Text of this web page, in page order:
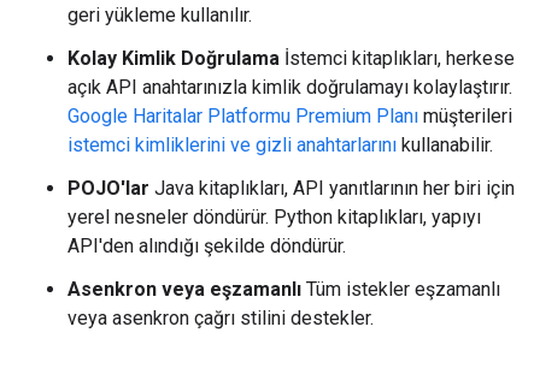
geri yükleme kullanılır.
Kolay Kimlik Doğrulama İstemci kitaplıkları, herkese
açık API anahtarınızla kimlik doğrulamayı kolaylaştırır.
Google Haritalar Platformu Premium Planı müşterileri
istemci kimliklerini ve gizli anahtarlarını kullanabilir.
POJO'lar Java kitaplıkları, API yanıtlarının her biri için
yerel nesneler döndürür. Python kitaplıkları, yapıyı
API'den alındığı şekilde döndürür.
Asenkron veya eşzamanlı Tüm istekler eşzamanlı
veya asenkron çağrı stilini destekler.